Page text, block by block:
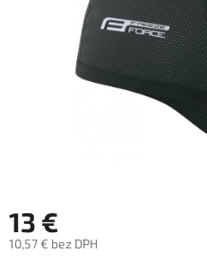
13 €
10,57 € bez DPH